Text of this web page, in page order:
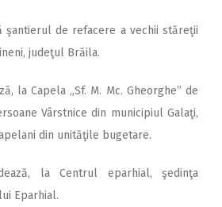
şantierul de refacere a vechii stăreţii
judeţul Brăila.
la Capela „Sf. M. Mc. Gheorghe” de
Vârstnice din municipiul Galaţi,
din unităţile bugetare.
la Centrul eparhial, şedinţa
Eparhial.